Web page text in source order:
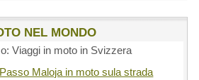
NEL MONDO
Viaggi in moto in Svizzera
Passo Maloja in moto sula strada